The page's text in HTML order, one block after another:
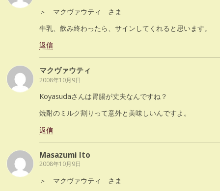
＞ マクヴァウティ さま
牛乳、飲み終わったら、サインしてくれると思います。
返信
マクヴァウティ
2008年10月9日
Koyasudaさんは胃腸が丈夫なんですね？
焼酎のミルク割りって意外と美味しいんですよ。
返信
Masazumi Ito
2008年10月9日
＞ マクヴァウティ さま